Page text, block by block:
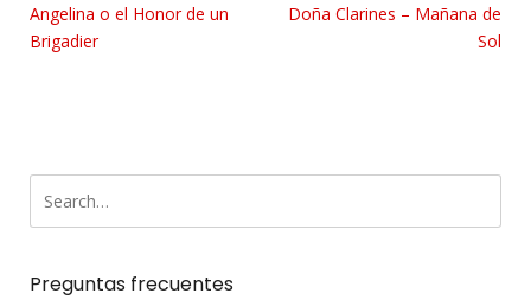
Angelina o el Honor de un
Brigadier
Doña Clarines – Mañana de
Sol
Preguntas frecuentes